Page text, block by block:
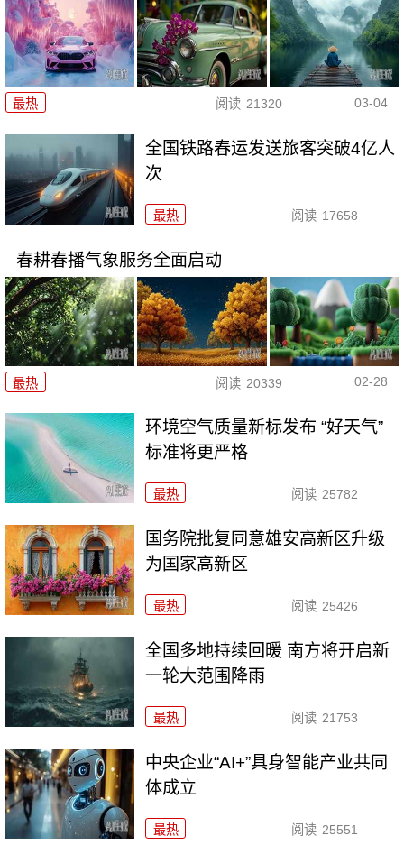
最热 阅读 21320 03-04
全国铁路春运发送旅客突破4亿人
次
最热 阅读 17658
春耕春播气象服务全面启动
最热 阅读 20339 02-28
环境空气质量新标发布 “好天气”
标准将更严格
最热 阅读 25782
国务院批复同意雄安高新区升级
为国家高新区
最热 阅读 25426
全国多地持续回暖 南方将开启新
一轮大范围降雨
最热 阅读 21753
中央企业“AI+”具身智能产业共同
体成立
最热 阅读 25551